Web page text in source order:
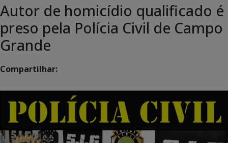
Autor de homicídio qualificado é
preso pela Polícia Civil de Campo
Grande
Compartilhar: